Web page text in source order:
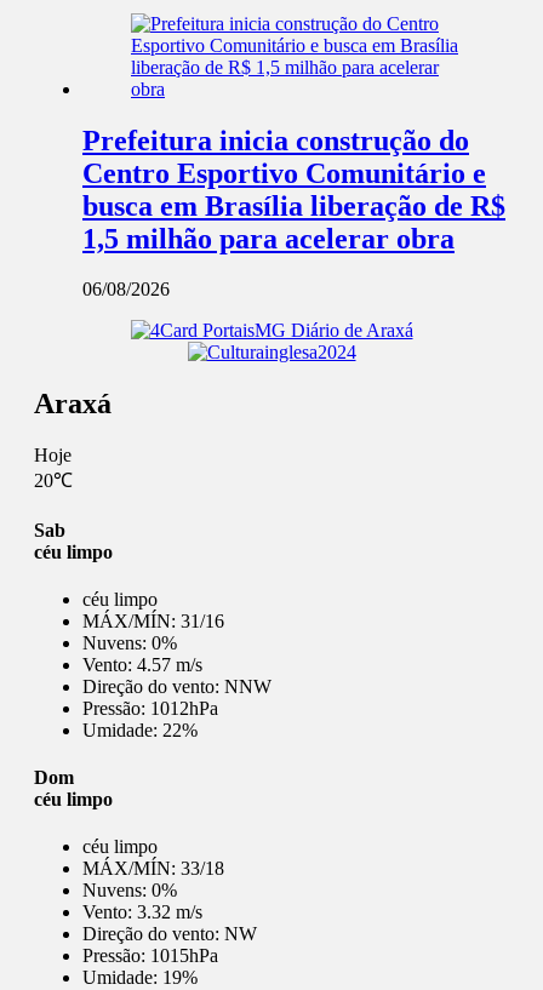
Prefeitura inicia construção do
Centro Esportivo Comunitário e
busca em Brasília liberação de R$
1,5 milhão para acelerar obra
06/08/2026
Araxá
Hoje
20℃
Sab
céu limpo
céu limpo
MÁX/MÍN: 31/16
Nuvens: 0%
Vento: 4.57 m/s
Direção do vento: NNW
Pressão: 1012hPa
Umidade: 22%
Dom
céu limpo
céu limpo
MÁX/MÍN: 33/18
Nuvens: 0%
Vento: 3.32 m/s
Direção do vento: NW
Pressão: 1015hPa
Umidade: 19%